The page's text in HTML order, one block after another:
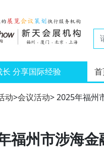
长 分享国际经验
动>会议活动> 2025年福州
福州市涉海